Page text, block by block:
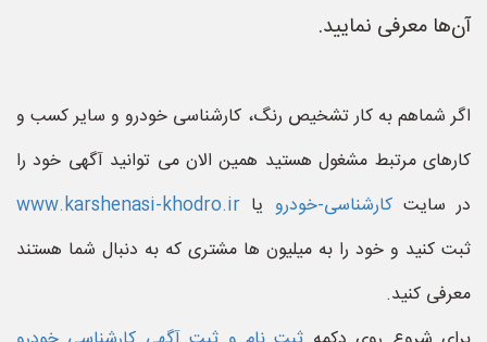
آن‌ها معرفی نمایید.
اگر شماهم به کار تشخیص رنگ، کارشناسی خودرو و سایر کسب و
کارهای مرتبط مشغول هستید همین الان می توانید آگهی خود را
در سایتکارشناسی-خودرو یا www.karshenasi-khodro.ir
ثبت کنید و خود را به میلیون ها مشتری که به دنبال شما هستند
معرفی کنید.